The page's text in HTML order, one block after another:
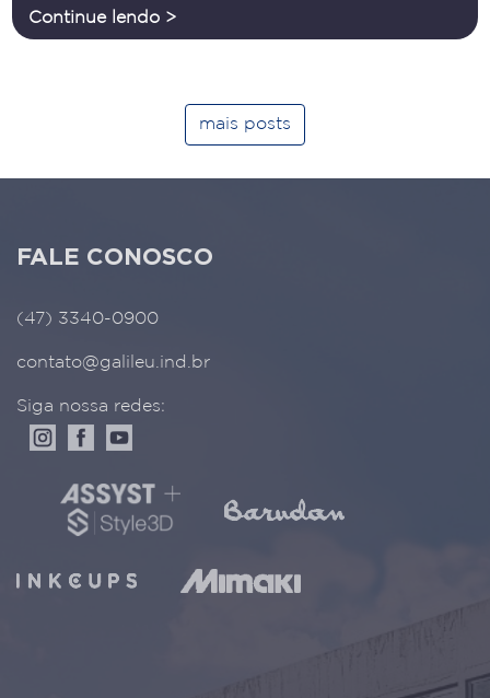
dramáticas no desperdício de material e trabalho.
Continue lendo >
mais posts
FALE CONOSCO
(47) 3340-0900
contato@galileu.ind.br
Siga nossa redes: